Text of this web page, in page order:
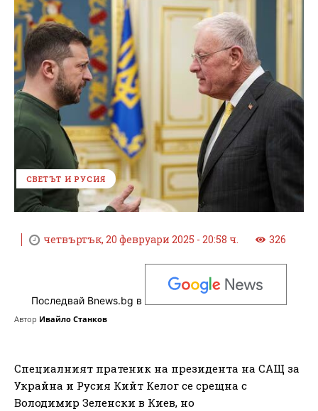
СВЕТЪТ И РУСИЯ
четвъртък, 20 февруари 2025 - 20:58 ч. 326
Последвай Bnews.bg в
Автор Ивайло Станков
Специалният пратеник на президента на САЩ за
Украйна и Русия Кийт Келог се срещна с
Володимир Зеленски в Киев, но